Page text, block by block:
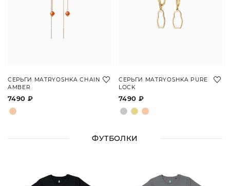
СЕРЬГИ MATRYOSHKA CHAIN
AMBER
7490 ₽
СЕРЬГИ MATRYOSHKA PURE
LOCK
7490 ₽
ФУТБОЛКИ